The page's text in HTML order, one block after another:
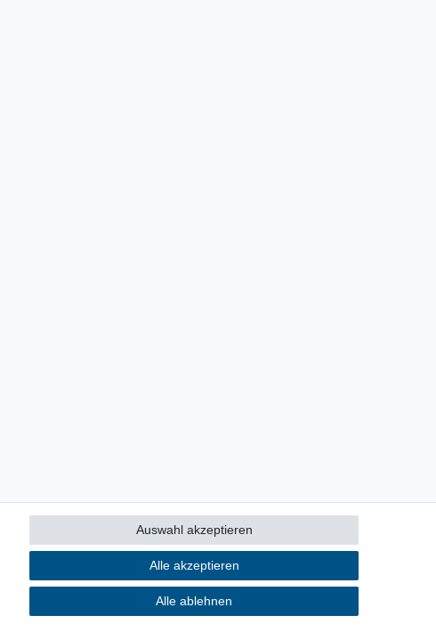
Kontakt
Alle akzeptieren
Alle ablehnen
Auswahl akzeptieren